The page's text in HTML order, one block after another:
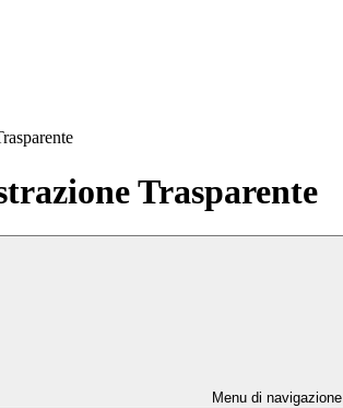
Trasparente
Menu di navigazione